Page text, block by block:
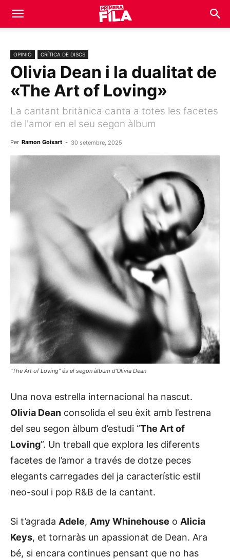
OPINIÓ CRÍTICA DE DISCS
Olivia Dean i la dualitat de
«The Art of Loving»
La cantant britànica canta a totes les facetes
de l'amor en el seu segon àlbum
Per Ramon Goixart - 30 setembre, 2025
"The Art of Loving" és el segon àlbum d'Olivia Dean
Una nova estrella internacional ha nascut.
Olivia Dean consolida el seu èxit amb l’estrena
del seu segon àlbum d’estudi “The Art of
Loving”. Un treball que explora les diferents
facetes de l’amor a través de dotze peces
elegants carregades del ja característic estil
neo-soul i pop R&B de la cantant.
Si t’agrada Adele, Amy Whinehouse o Alicia
Keys, et tornaràs un apassionat de Dean. Ara
bé, si encara continues pensant que no has